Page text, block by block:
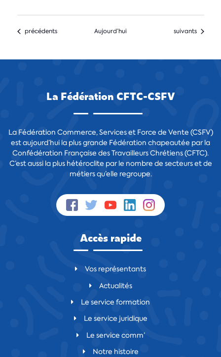
Formations
précédents Aujourd’hui Formations
suivants
La Fédération CFTC-CSFV
La Fédération Commerce, Services et Force de Vente (CSFV)
est aujourd’hui la plus grande Fédération chapeautée par la
Confédération Française des Travailleurs Chrétiens (CFTC).
C’est aussi la plus hétéroclite par le nombre de secteurs et de
métiers qu’elle regroupe.
Accès rapide
Vos représentants
Actualités
Le service formation
Le service juridique
Le service comm’
Notre histoire